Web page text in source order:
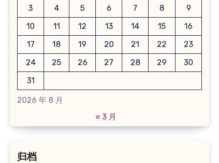
2026 年 8 月
3 4 5 6 7 8
9
10
11 12 13 14 15
16
17
18 19 20 21 22
23
24
25 26 27 28 29
30
31
« 3 月
归档